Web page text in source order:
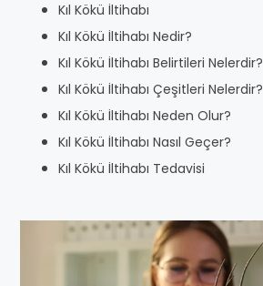
Kıl Kökü İltihabı
Kıl Kökü İltihabı Nedir?
Kıl Kökü İltihabı Belirtileri Nelerdir?
Kıl Kökü İltihabı Çeşitleri Nelerdir?
Kıl Kökü İltihabı Neden Olur?
Kıl Kökü İltihabı Nasıl Geçer?
Kıl Kökü İltihabı Tedavisi